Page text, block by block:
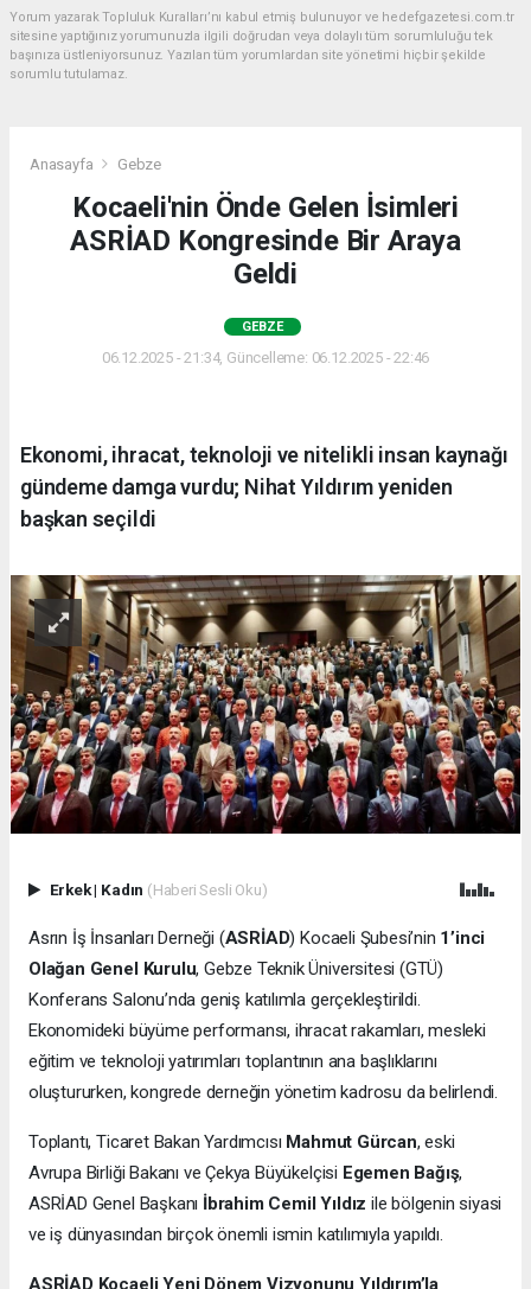
Yorum yazarak Topluluk Kuralları’nı kabul etmiş bulunuyor ve hedefgazetesi.com.tr
sitesine yaptığınız yorumunuzla ilgili doğrudan veya dolaylı tüm sorumluluğu tek
başınıza üstleniyorsunuz. Yazılan tüm yorumlardan site yönetimi hiçbir şekilde
sorumlu tutulamaz.
Anasayfa Gebze
Kocaeli'nin Önde Gelen İsimleri
ASRİAD Kongresinde Bir Araya
Geldi
GEBZE
06.12.2025 - 21:34, Güncelleme: 06.12.2025 - 22:46
Ekonomi, ihracat, teknoloji ve nitelikli insan kaynağı
gündeme damga vurdu; Nihat Yıldırım yeniden
başkan seçildi
Erkek| Kadın (Haberi Sesli Oku)
Asrın İş İnsanları Derneği (ASRİAD) Kocaeli Şubesi’nin 1’inci
Olağan Genel Kurulu, Gebze Teknik Üniversitesi (GTÜ)
Konferans Salonu’nda geniş katılımla gerçekleştirildi.
Ekonomideki büyüme performansı, ihracat rakamları, mesleki
eğitim ve teknoloji yatırımları toplantının ana başlıklarını
oluştururken, kongrede derneğin yönetim kadrosu da belirlendi.
Toplantı, Ticaret Bakan Yardımcısı Mahmut Gürcan, eski
Avrupa Birliği Bakanı ve Çekya Büyükelçisi Egemen Bağış,
ASRİAD Genel Başkanı İbrahim Cemil Yıldız ile bölgenin siyasi
ve iş dünyasından birçok önemli ismin katılımıyla yapıldı.
ASRİAD Kocaeli Yeni Dönem Vizyonunu Yıldırım’la